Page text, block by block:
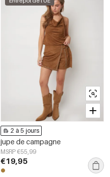
2 à 5 jours
jupe de campagne
MSRP €55,99
€19,95